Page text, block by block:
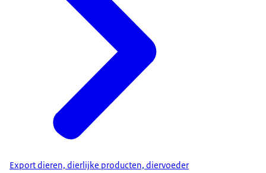
Export dieren, dierlijke producten, diervoeder